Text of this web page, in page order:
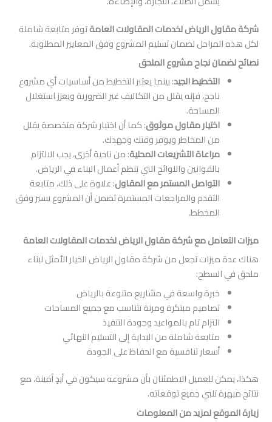
الرياض لخدمات المقاولات العامةتوفر متابعة شاملة
لضمان تسليم المشروع وفق المعايير المطلوبة.
نجاح مشروع الملحق
التخطيط الجيد : بينما يعتبر التخطيط من أساسيات أي مشروع
ناجح، فإنه يقلل من التكاليف غير الضرورية ويعزز استغلال
اختيار مقاول موثوق: كما أن اختيار شركة متخصصة يقلل
من المخاطر ويوفر وقتك وجهدك.
مراعاة التشريعات المحلية: من ناحية أخرى، يجب الالتزام
بالقوانين واللوائح التي تنظم أعمال البناء في الرياض.
التواصل المستمر مع المقاول: علاوة على ذلك، متابعة
التقدم والمراجعات المستمرة تضمن أن المشروع يسير وفق
مع شركة مقاول الرياض لخدمات المقاولات العامة
تجعل من شركة مقاول الرياض الخيار الأمثل لبناء
خبرة واسعة في مشاريع متنوعة بالرياض
تصاميم مبتكرة ومرنة تتناسب مع جميع المساحات
التزام تام بالمواعيد وجودة التنفيذ
متابعة شاملة من البداية إلى التسليم النهائي
أسعار تنافسية مع الحفاظ على الجودة
للعميل الاطمئنان بأن مشروعه سيكون في أيدٍ أمينة، مع
تلبي جميع توقعاته.
لمزيد من المعلومات